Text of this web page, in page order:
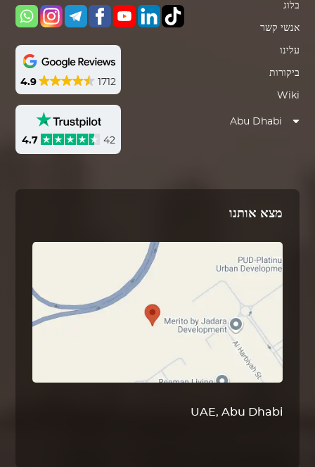
4.9 1712
4.7 42
בלוג
אנשי קשר
עלינו
ביקורות
Wiki
Abu Dhabi
מצא אותנו
UAE, Abu Dhabi